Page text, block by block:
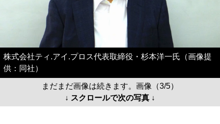
株式会社ティ.アイ.プロス代表取締役・杉本洋一氏（画像提
供：同社）
まだまだ画像は続きます。画像（3/5）
↓ スクロールで次の写真 ↓